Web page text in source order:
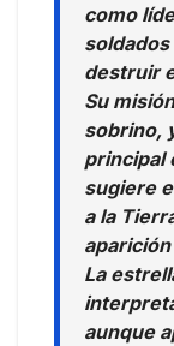
como
destruir
Su
sobrino,
principal
sugiere
a la
La
aunque